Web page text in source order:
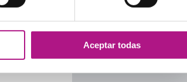
Aceptar todas
traen